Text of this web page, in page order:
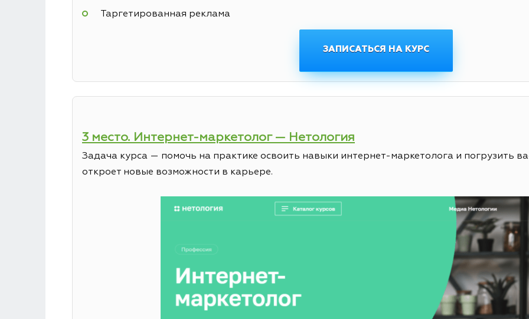
Таргетированная реклама
ЗАПИСАТЬСЯ НА КУРС
3 место. Интернет-маркетолог — Нетология
Задача курса — помочь на практике освоить навыки интернет-маркетолога и погрузить
откроет новые возможности в карьере.